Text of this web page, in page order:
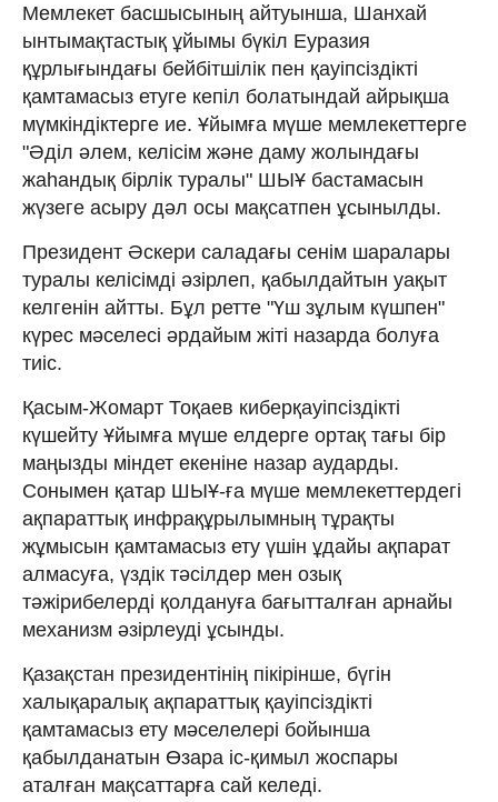
Мемлекет басшысының айтуынша, Шанхай
ынтымақтастық ұйымы бүкіл Еуразия
құрлығындағы бейбітшілік пен қауіпсіздікті
қамтамасыз етуге кепіл болатындай айрықша
мүмкіндіктерге ие. Ұйымға мүше мемлекеттерге
"Әділ әлем, келісім және даму жолындағы
жаһандық бірлік туралы" ШЫҰ бастамасын
жүзеге асыру дәл осы мақсатпен ұсынылды.
Президент Әскери саладағы сенім шаралары
туралы келісімді әзірлеп, қабылдайтын уақыт
келгенін айтты. Бұл ретте "Үш зұлым күшпен"
күрес мәселесі әрдайым жіті назарда болуға
тиіс.
Қасым-Жомарт Тоқаев киберқауіпсіздікті
күшейту Ұйымға мүше елдерге ортақ тағы бір
маңызды міндет екеніне назар аударды.
Сонымен қатар ШЫҰ-ға мүше мемлекеттердегі
ақпараттық инфрақұрылымның тұрақты
жұмысын қамтамасыз ету үшін ұдайы ақпарат
алмасуға, үздік тәсілдер мен озық
тәжірибелерді қолдануға бағытталған арнайы
механизм әзірлеуді ұсынды.
Қазақстан президентінің пікірінше, бүгін
халықаралық ақпараттық қауіпсіздікті
қамтамасыз ету мәселелері бойынша
қабылданатын Өзара іс-қимыл жоспары
аталған мақсаттарға сай келеді.